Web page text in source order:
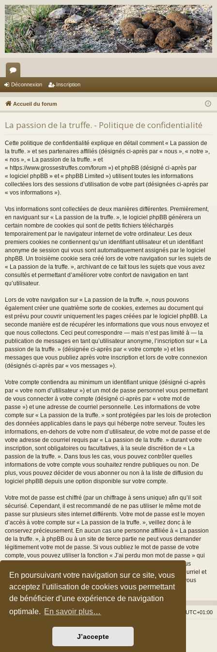
En poursuivant votre navigation sur ce site, vous
acceptez l’utilisation de cookies vous permettant
de bénéficier d’une expérience de navigation
optimale. En savoir plus…
J’accepte
or
u
m
s
Déconnexion Inscription
Accueil du forum
La passion de la truffe. - Politique de confidentialité
Cette politique de confidentialité explique en détail comment « La passion de
la truffe. » et ses partenaires affiliés (désignés ci-après par « nous », « notre »,
« nos », « La passion de la truffe. » et
« https://www.grossestruffes.com/forum ») et phpBB (désigné ci-après par
« logiciel phpBB » et « phpBB Limited ») utilisent toutes les informations
collectées lors des sessions d’utilisation de votre part (désignées ci-après par
« vos informations »).
Vos informations sont collectées de deux manières différentes. Premièrement,
en naviguant sur « La passion de la truffe. », le logiciel phpBB génèrera un
certain nombre de cookies qui sont de petits fichiers téléchargés
temporairement par le navigateur internet de votre ordinateur. Les deux
premiers cookies ne contiennent qu’un identifiant utilisateur et un identifiant
anonyme de session qui vous sont automatiquement assignés par le logiciel
phpBB. Un troisième cookie sera créé lors de votre navigation sur les sujets de
« La passion de la truffe. », archivant de ce fait tous les sujets que vous avez
consultés et permettant d’améliorer votre confort de navigation en tant
qu’utilisateur.
Lors de votre navigation sur « La passion de la truffe. », nous pouvons
également créer une quatrième sorte de cookies, externes au document qui
est prévu pour couvrir uniquement les pages créées par le logiciel phpBB. La
seconde manière est de récupérer les informations que vous nous envoyez et
que nous collectons. Ceci peut correspondre — mais n’est pas limité à — la
publication de messages en tant qu’utilisateur anonyme, l’inscription sur « La
passion de la truffe. » (désignée ci-après par « votre compte ») et les
messages que vous publiez après votre inscription et lors de votre connexion
(désignés ci-après par « vos messages »).
Votre compte contiendra au minimum un identifiant unique (désigné ci-après
par « votre nom d’utilisateur ») et un mot de passe personnel vous permettant
de vous connecter à votre compte (désigné ci-après par « votre mot de
passe ») et une adresse de courriel personnelle. Les informations de votre
compte sur « La passion de la truffe. » sont protégées par les lois de protection
des données applicables dans le pays qui héberge notre serveur. Toutes les
informations, en-dehors de votre nom d’utilisateur, de votre mot de passe et de
votre adresse de courriel requis par « La passion de la truffe. » durant votre
inscription, sont obligatoires ou facultatives, à la seule discrétion de « La
passion de la truffe. ». Dans tous les cas, vous pouvez contrôler quelles
informations de votre compte vous souhaitez rendre publiques ou non. De
plus, vous pouvez décider de vous abonner ou non à la liste de diffusion du
logiciel phpBB depuis une option disponible sur votre compte.
Votre mot de passe est chiffré (par un chiffrage à sens unique) afin qu’il soit
sécurisé. Cependant, il est recommandé de ne pas utiliser le même mot de
passe sur plusieurs sites internet différents. Votre mot de passe est le moyen
d’accès à votre compte sur « La passion de la truffe. », veillez donc à le
conservez précieusement. En aucun cas une personne affiliée à « La passion
de la truffe. », à phpBB ou à un site de tierce partie ne peut vous demander
légitimement votre mot de passe. Si vous oubliez le mot de passe de votre
compte, vous pouvez utiliser la fonction « J’ai perdu mon mot de passe » qui
est proposée par défaut sur le logiciel phpBB. Cette fonctionnalité vous
demandera de spécifier votre nom d’utilisateur et votre adresse de courriel et
le logiciel phpBB générera alors un nouveau mot de passe afin que vous
puissiez reprendre le contrôle de votre compte.
Accueil du forum UTC+01:00
Nous contacter
Développé parphpBB® Forum Software © phpBB Limited
Style parArty
©